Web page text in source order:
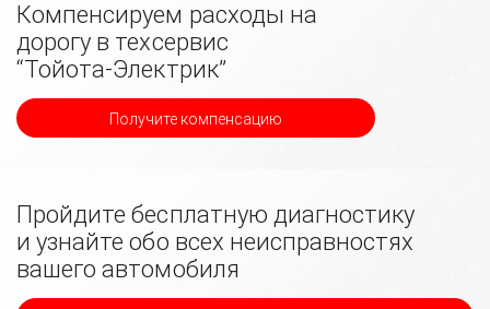
Компенсируем расходы на
дорогу в техсервис
“Тойота-Электрик”
Получите компенсацию
Пройдите бесплатную диагностику
и узнайте обо всех неисправностях
вашего автомобиля